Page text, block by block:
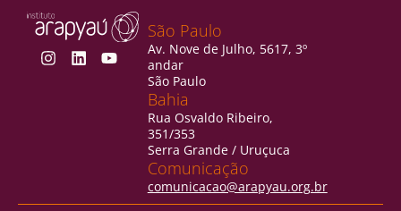
São Paulo
Av. Nove de Julho, 5617, 3º
andar
São Paulo
Bahia
Rua Osvaldo Ribeiro,
351/353
Serra Grande / Uruçuca
Comunicação
comunicacao@arapyau.org.br